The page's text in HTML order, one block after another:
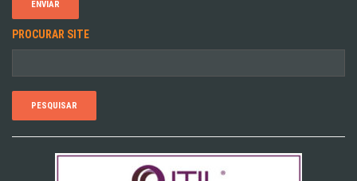
PROCURAR SITE